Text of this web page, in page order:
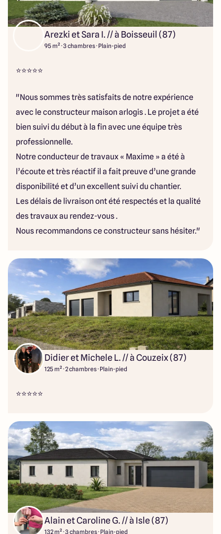
Arezki et Sara I. // à Boisseuil (87)
95 m² · 3 chambres · Plain-pied
⭐️⭐️⭐️⭐️⭐️
"Nous sommes très satisfaits de notre expérience
avec le constructeur maison arlogis . Le projet a été
bien suivi du début à la fin avec une équipe très
professionnelle.
Notre conducteur de travaux « Maxime » a été à
l’écoute et très réactif il a fait preuve d’une grande
disponibilité et d’un excellent suivi du chantier.
Les délais de livraison ont été respectés et la qualité
des travaux au rendez-vous .
Nous recommandons ce constructeur sans hésiter."
Didier et Michele L. // à Couzeix (87)
125 m² · 2 chambres · Plain-pied
⭐️⭐️⭐️⭐️⭐️
Alain et Caroline G. // à Isle (87)
132 m² · 3 chambres · Plain-pied